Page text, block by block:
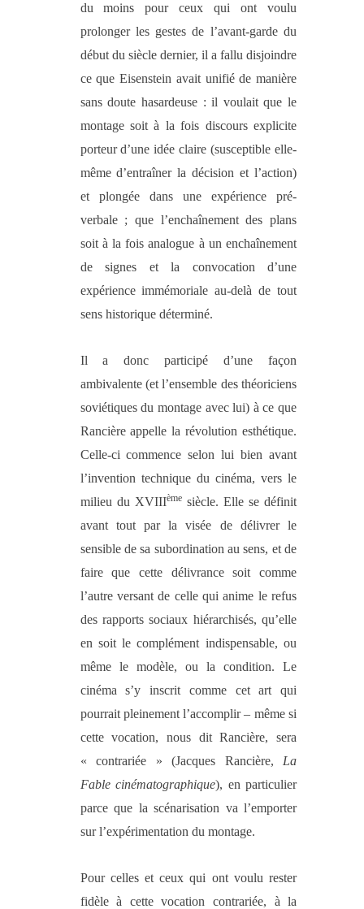
du moins pour ceux qui ont voulu
prolonger les gestes de l’avant-garde du
début du siècle dernier, il a fallu disjoindre
ce que Eisenstein avait unifié de manière
sans doute hasardeuse : il voulait que le
montage soit à la fois discours explicite
porteur d’une idée claire (susceptible elle-
même d’entraîner la décision et l’action)
et plongée dans une expérience pré-
verbale ; que l’enchaînement des plans
soit à la fois analogue à un enchaînement
de signes et la convocation d’une
expérience immémoriale au-delà de tout
sens historique déterminé.
Il a donc participé d’une façon
ambivalente (et l’ensemble des théoriciens
soviétiques du montage avec lui) à ce que
Rancière appelle la révolution esthétique.
Celle-ci commence selon lui bien avant
l’invention technique du cinéma, vers le
milieu du XVIIIèmesiècle. Elle se définit
avant tout par la visée de délivrer le
sensible de sa subordination au sens, et de
faire que cette délivrance soit comme
l’autre versant de celle qui anime le refus
des rapports sociaux hiérarchisés, qu’elle
en soit le complément indispensable, ou
même le modèle, ou la condition. Le
cinéma s’y inscrit comme cet art qui
pourrait pleinement l’accomplir – même si
cette vocation, nous dit Rancière, sera
« contrariée » (Jacques Rancière, La
Fable cinématographique), en particulier
parce que la scénarisation va l’emporter
sur l’expérimentation du montage.
Pour celles et ceux qui ont voulu rester
fidèle à cette vocation contrariée, à la